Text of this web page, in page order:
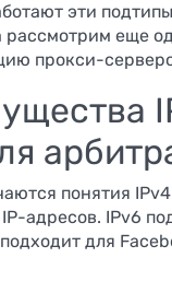
эти
рассмотрим еще
прокси-
понятия
адресов. IPv6
для